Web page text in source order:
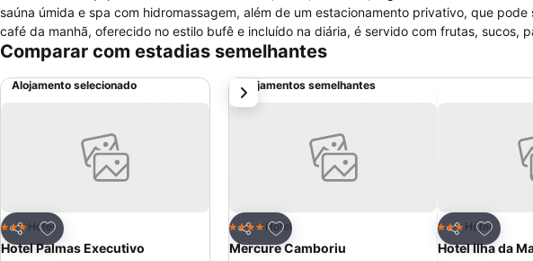
saúna úmida e spa com hidromassagem, além de um estacionamento privativo, que pode
café da manhã, oferecido no estilo bufê e incluído na diária, é servido com frutas, sucos,
menos de cinco minutos de caminhada do Balneário Shopping, onde encontram-se diversos
Comparar com estadias semelhantes
Alojamento selecionado
Partilhar
Adicionar aos favoritos
3 Estrelas
Hotel
Hotel Palmas Executivo
Alojamentos semelhantes
Partilhar
Adicionar aos favoritos
4 EstrelasHotel
Mercure Camboriu
Partilhar
3 Estrelas
Hotel
Hotel Ilha da
próximo